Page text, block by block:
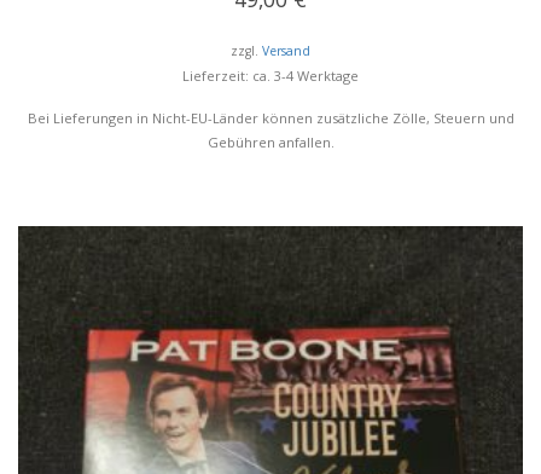
zzgl. Versand
Lieferzeit: ca. 3-4 Werktage
Bei Lieferungen in Nicht-EU-Länder können zusätzliche Zölle, Steuern und
Gebühren anfallen.